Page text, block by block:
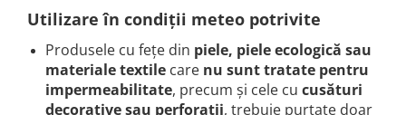
Utilizare în condiții meteo potrivite
Produsele cu fețe din piele, piele ecologică sau
materiale textile care nu sunt tratate pentru
impermeabilitate, precum și cele cu cusături
decorative sau perforații, trebuie purtate doar